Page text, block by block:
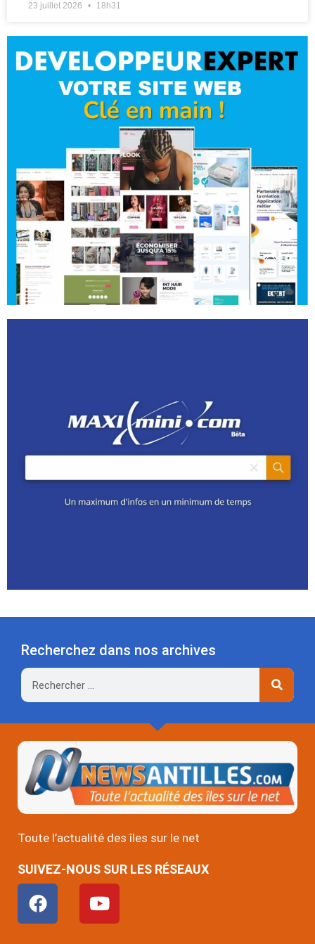
23 juillet 2026 18h31
Recherchez dans nos archives
Rechercher
Toute l’actualité des îles sur le net
SUIVEZ-NOUS SUR LES RÉSEAUX
F
a
c
Y
o
u